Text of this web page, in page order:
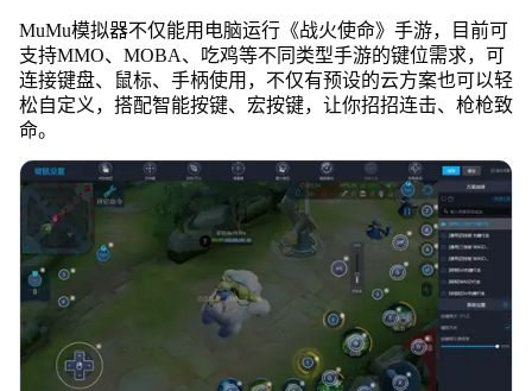
MuMu模拟器不仅能用电脑运行《战火使命》手游，目前可
支持MMO、MOBA、吃鸡等不同类型手游的键位需求，可
连接键盘、鼠标、手柄使用，不仅有预设的云方案也可以轻
松自定义，搭配智能按键、宏按键，让你招招连击、枪枪致
命。